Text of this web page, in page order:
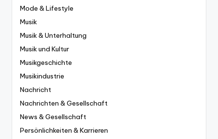
Mode & Lifestyle
Musik
Musik & Unterhaltung
Musik und Kultur
Musikgeschichte
Musikindustrie
Nachricht
Nachrichten & Gesellschaft
News & Gesellschaft
Persönlichkeiten & Karrieren